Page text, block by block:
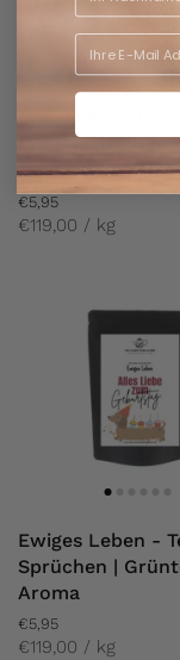
Cornflakes
mit Sprüchen |
Früchtetee | Mild
€5,95
€119,00 / kg
Ewiges Leben -
Sprüchen |
Aroma
€5,95
€119,00 / kg